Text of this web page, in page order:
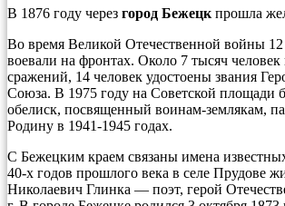
В 1876 году через город Бежецк прошла
Во время Великой Отечественной войны 12
воевали на фронтах. Около 7 тысяч
сражений, 14 человек удостоены звания
Союза. В 1975 году на Советской площади
обелиск, посвященный воинам-землякам,
Родину в 1941-1945 годах.
С Бежецким краем связаны имена
40-х годов прошлого века в селе Прудове
Николаевич Глинка — поэт, герой